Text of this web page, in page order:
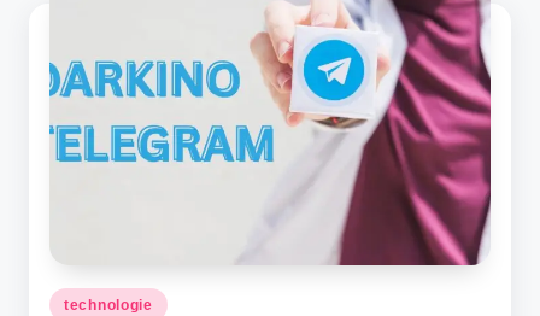
Posted
technologie